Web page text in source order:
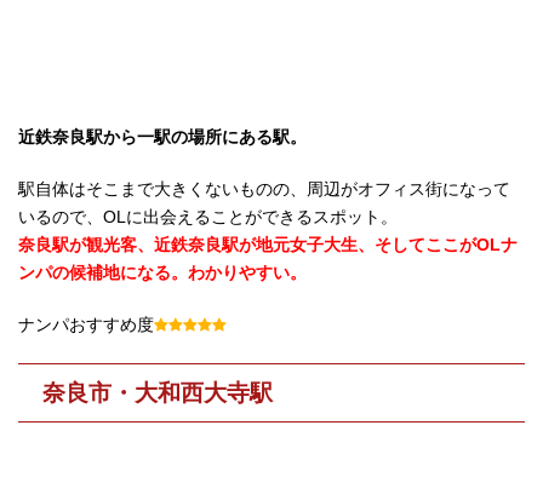
近鉄奈良駅から一駅の場所にある駅。
駅自体はそこまで大きくないものの、周辺がオフィス街になって
いるので、OLに出会えることができるスポット。
奈良駅が観光客、近鉄奈良駅が地元女子大生、そしてここがOLナ
ンパの候補地になる。わかりやすい。
ナンパおすすめ度
奈良市・大和西大寺駅